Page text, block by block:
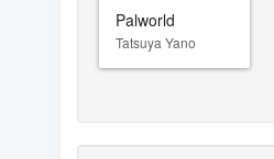
Palworld
Tatsuya Yano